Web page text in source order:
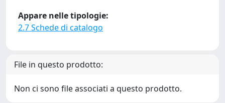
Appare nelle tipologie:
2.7 Schede di catalogo
File in questo prodotto:
Non ci sono file associati a questo prodotto.